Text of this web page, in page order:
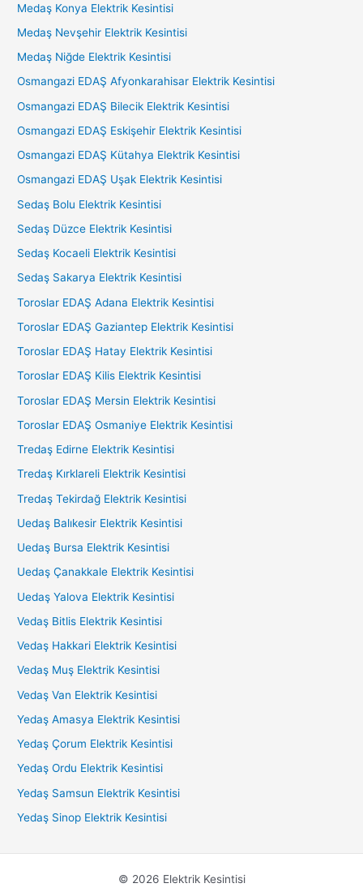
Medaş Konya Elektrik Kesintisi
Medaş Nevşehir Elektrik Kesintisi
Medaş Niğde Elektrik Kesintisi
Osmangazi EDAŞ Afyonkarahisar Elektrik Kesintisi
Osmangazi EDAŞ Bilecik Elektrik Kesintisi
Osmangazi EDAŞ Eskişehir Elektrik Kesintisi
Osmangazi EDAŞ Kütahya Elektrik Kesintisi
Osmangazi EDAŞ Uşak Elektrik Kesintisi
Sedaş Bolu Elektrik Kesintisi
Sedaş Düzce Elektrik Kesintisi
Sedaş Kocaeli Elektrik Kesintisi
Sedaş Sakarya Elektrik Kesintisi
Toroslar EDAŞ Adana Elektrik Kesintisi
Toroslar EDAŞ Gaziantep Elektrik Kesintisi
Toroslar EDAŞ Hatay Elektrik Kesintisi
Toroslar EDAŞ Kilis Elektrik Kesintisi
Toroslar EDAŞ Mersin Elektrik Kesintisi
Toroslar EDAŞ Osmaniye Elektrik Kesintisi
Tredaş Edirne Elektrik Kesintisi
Tredaş Kırklareli Elektrik Kesintisi
Tredaş Tekirdağ Elektrik Kesintisi
Uedaş Balıkesir Elektrik Kesintisi
Uedaş Bursa Elektrik Kesintisi
Uedaş Çanakkale Elektrik Kesintisi
Uedaş Yalova Elektrik Kesintisi
Vedaş Bitlis Elektrik Kesintisi
Vedaş Hakkari Elektrik Kesintisi
Vedaş Muş Elektrik Kesintisi
Vedaş Van Elektrik Kesintisi
Yedaş Amasya Elektrik Kesintisi
Yedaş Çorum Elektrik Kesintisi
Yedaş Ordu Elektrik Kesintisi
Yedaş Samsun Elektrik Kesintisi
Yedaş Sinop Elektrik Kesintisi
© 2026 Elektrik Kesintisi